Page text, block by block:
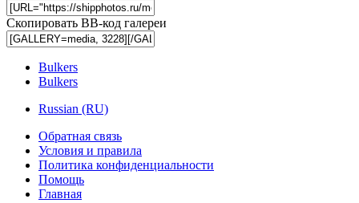
Скопировать BB-код галереи
Bulkers
Bulkers
Russian (RU)
Обратная связь
Условия и правила
Политика конфиденциальности
Помощь
Главная